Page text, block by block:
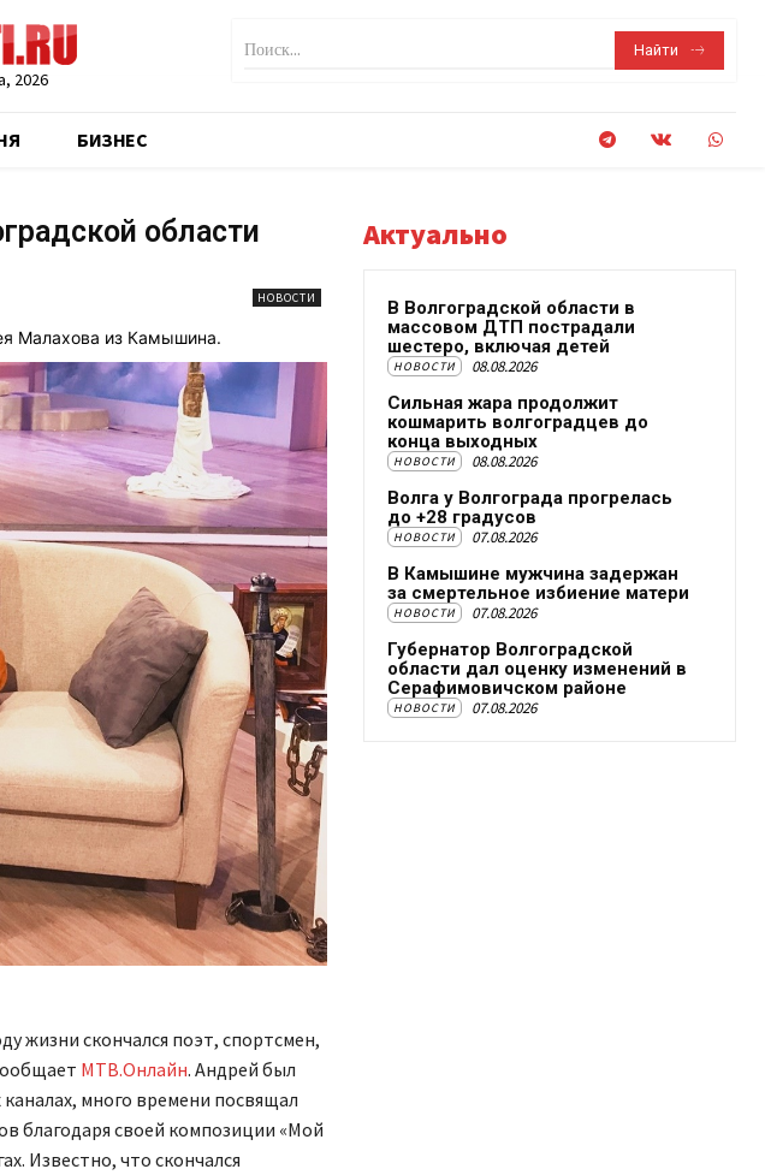
2026
Поиск... Найти
БИЗНЕС
области
НОВОСТИ
Малахова из Камышина.
жизни скончался поэт, спортсмен,
МТВ.Онлайн. Андрей был
много времени посвящал
благодаря своей композиции «Мой
Известно, что скончался
Актуально
В Волгоградской области в
массовом ДТП пострадали
шестеро, включая детей
НОВОСТИ 08.08.2026
Сильная жара продолжит
кошмарить волгоградцев до
конца выходных
НОВОСТИ 08.08.2026
Волга у Волгограда прогрелась
до +28 градусов
НОВОСТИ 07.08.2026
В Камышине мужчина задержан
за смертельное избиение матери
НОВОСТИ 07.08.2026
Губернатор Волгоградской
области дал оценку изменений в
Серафимовичском районе
НОВОСТИ 07.08.2026